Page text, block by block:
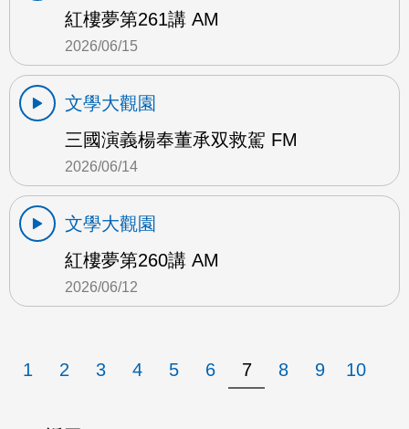
紅樓夢第261講 AM
2026/06/15
文學大觀園
三國演義楊奉董承双救駕 FM
2026/06/14
文學大觀園
紅樓夢第260講 AM
2026/06/12
1 2 3 4 5 6 7 8 9 10